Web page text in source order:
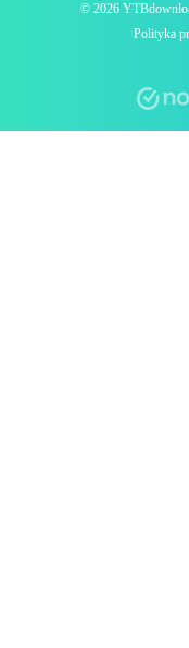
© 2026
Polityka